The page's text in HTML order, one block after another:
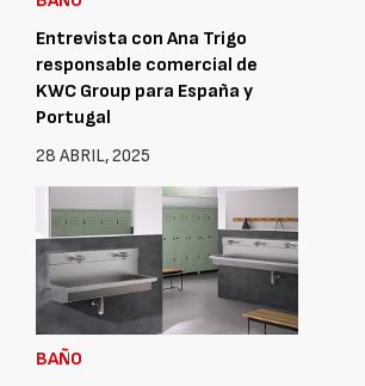
Entrevista con Ana Trigo
responsable comercial de
KWC Group para España y
Portugal
28 ABRIL, 2025
BAÑO